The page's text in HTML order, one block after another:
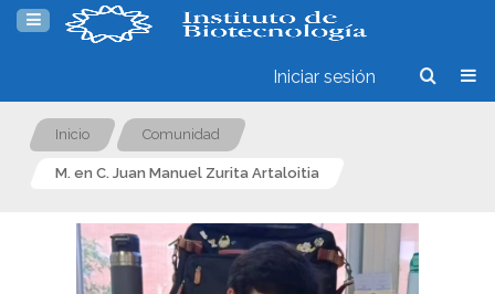
Iniciar sesión
Inicio Comunidad
M. en C. Juan Manuel Zurita Artaloitia